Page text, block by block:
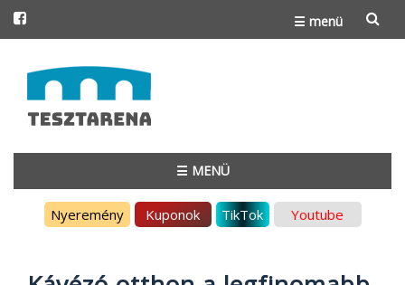
☰ menü
to
content
☰ MENÜ
Nyeremény Kuponok TikTok Youtube